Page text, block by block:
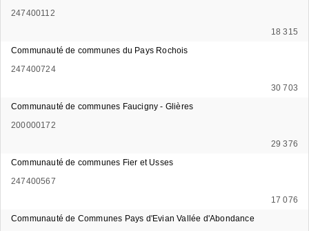
247400112
18 315
Communauté de communes du Pays Rochois
247400724
30 703
Communauté de communes Faucigny - Glières
200000172
29 376
Communauté de communes Fier et Usses
247400567
17 076
Communauté de Communes Pays d'Evian Vallée d'Abondance